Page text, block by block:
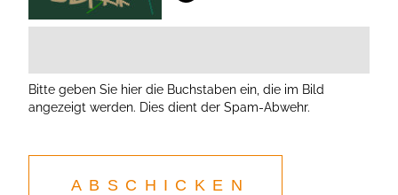
Bitte geben Sie hier die Buchstaben ein, die im Bild
angezeigt werden. Dies dient der Spam-Abwehr.
ABSCHICKEN